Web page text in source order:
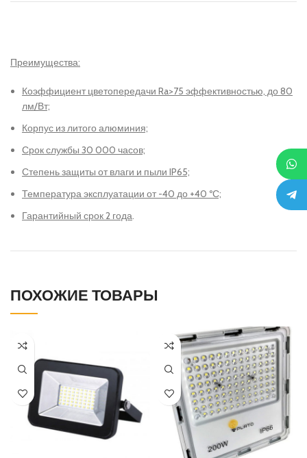
Преимущества:
Коэффициент цветопередачи Ra>75 эффективностью, до 80
лм/Вт;
Корпус из литого алюминия;
Срок службы 30 000 часов;
Степень защиты от влаги и пыли IP65;
Температура эксплуатации от -40 до +40 ºС;
Гарантийный срок 2 года.
ПОХОЖИЕ ТОВАРЫ